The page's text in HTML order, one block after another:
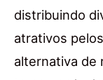
distribuindo
atrativos
alternativa de